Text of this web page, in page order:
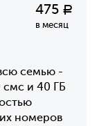
475 Р
в месяц
семью -
смс и 40 ГБ
номеров